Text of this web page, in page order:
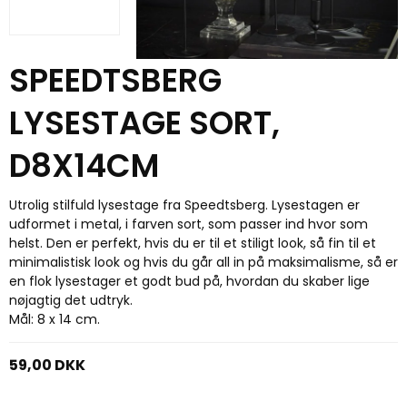
SPEEDTSBERG
LYSESTAGE SORT,
D8X14CM
Utrolig stilfuld lysestage fra Speedtsberg. Lysestagen er
udformet i metal, i farven sort, som passer ind hvor som
helst. Den er perfekt, hvis du er til et stiligt look, så fin til et
minimalistisk look og hvis du går all in på maksimalisme, så er
en flok lysestager et godt bud på, hvordan du skaber lige
nøjagtig det udtryk.
Mål: 8 x 14 cm.
59,00 DKK